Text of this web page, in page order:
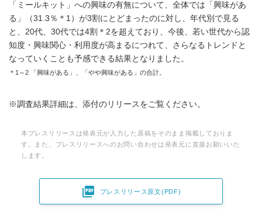
「ミールキット」への興味の有無について、全体では「興味があ
る」（31.3％＊1）が3割にとどまったのに対し、年代別で見る
と、20代、30代では4割＊2を超えており、今後、若い世代から認
知度・興味関心・利用度が高まるにつれて、さらなるトレンドと
なっていくことも予感できる結果となりました。
＊1～2 「興味がある」、「やや興味がある」の合計。
※調査結果詳細は、添付のリリースをご覧ください。
本プレスリリースは発表元が入力した原稿をそのまま掲載しておりま
す。また、プレスリリースへのお問い合わせは発表元に直接お願いいた
します。
 プレスリリース原文(PDF)